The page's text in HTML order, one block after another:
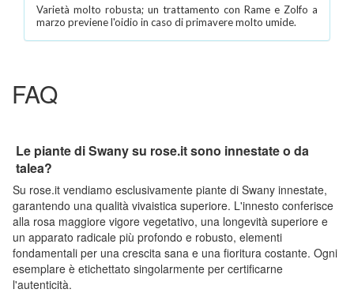
Varietà molto robusta; un trattamento con Rame e Zolfo a
marzo previene l'oidio in caso di primavere molto umide.
FAQ
Le piante di Swany su rose.it sono innestate o da
talea?
Su rose.it vendiamo esclusivamente piante di Swany innestate,
garantendo una qualità vivaistica superiore. L'innesto conferisce
alla rosa maggiore vigore vegetativo, una longevità superiore e
un apparato radicale più profondo e robusto, elementi
fondamentali per una crescita sana e una fioritura costante. Ogni
esemplare è etichettato singolarmente per certificarne
l'autenticità.